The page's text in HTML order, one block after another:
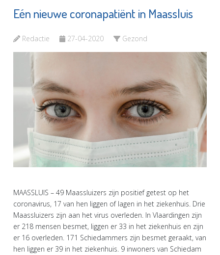
Eén nieuwe coronapatiënt in Maassluis
Redactie 27-04-2020 Gezond
MAASSLUIS – 49 Maassluizers zijn positief getest op het
coronavirus, 17 van hen liggen of lagen in het ziekenhuis. Drie
Maassluizers zijn aan het virus overleden. In Vlaardingen zijn
er 218 mensen besmet, liggen er 33 in het ziekenhuis en zijn
er 16 overleden. 171 Schiedammers zijn besmet geraakt, van
hen liggen er 39 in het ziekenhuis. 9 inwoners van Schiedam